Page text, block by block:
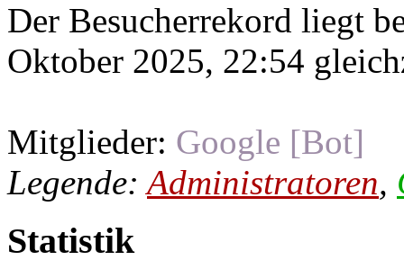
Der Besucherrekord liegt
Oktober 2025, 22:54
Mitglieder: Google [Bot]
Legende:Administratoren,
Statistik